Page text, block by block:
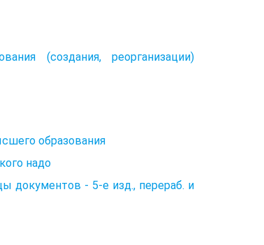
(создания, реорганизации)
образования
надо
документов - 5-е изд., перераб. и